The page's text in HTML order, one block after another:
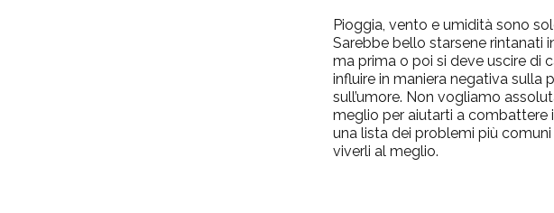
Pioggia, vento e umidità sono
Sarebbe bello starsene rintanati
ma prima o poi si deve uscire di
influire in maniera negativa sulla
sull’umore. Non vogliamo
meglio per aiutarti a
una lista dei problemi più
viverli al meglio.